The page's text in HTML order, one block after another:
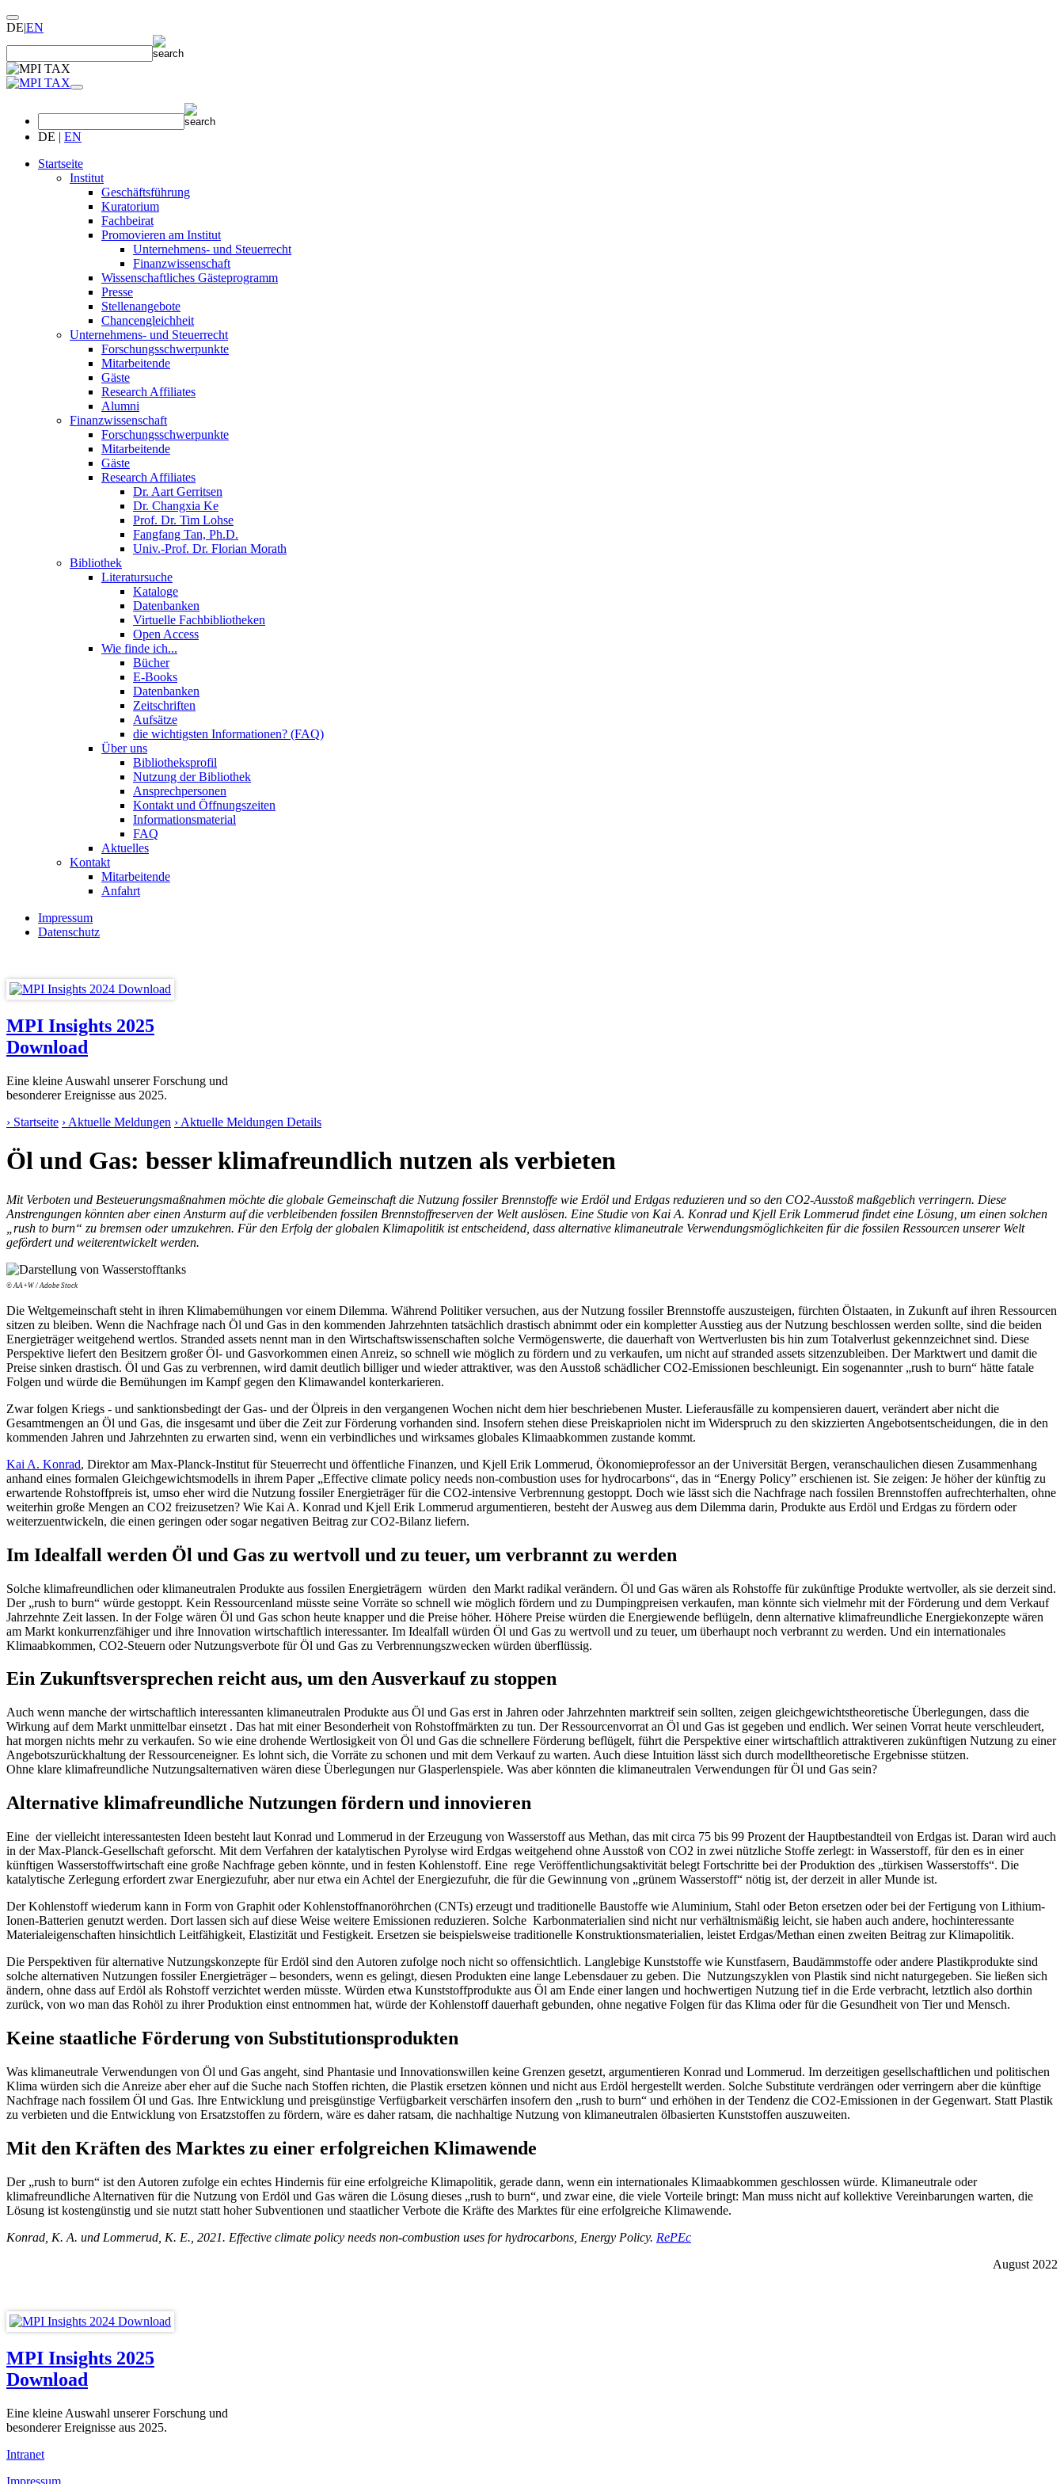
DE|EN
DE | EN
Startseite
Institut
Geschäftsführung
Kuratorium
Fachbeirat
Promovieren am Institut
Unternehmens- und Steuerrecht
Finanzwissenschaft
Wissenschaftliches Gästeprogramm
Presse
Stellenangebote
Chancengleichheit
Unternehmens- und Steuerrecht
Forschungsschwerpunkte
Mitarbeitende
Gäste
Research Affiliates
Alumni
Finanzwissenschaft
Forschungsschwerpunkte
Mitarbeitende
Gäste
Research Affiliates
Dr. Aart Gerritsen
Dr. Changxia Ke
Prof. Dr. Tim Lohse
Fangfang Tan, Ph.D.
Univ.-Prof. Dr. Florian Morath
Bibliothek
Literatursuche
Kataloge
Datenbanken
Virtuelle Fachbibliotheken
Open Access
Wie finde ich...
Bücher
E-Books
Datenbanken
Zeitschriften
Aufsätze
die wichtigsten Informationen? (FAQ)
Über uns
Bibliotheksprofil
Nutzung der Bibliothek
Ansprechpersonen
Kontakt und Öffnungszeiten
Informationsmaterial
FAQ
Aktuelles
Kontakt
Mitarbeitende
Anfahrt
Impressum
Datenschutz
MPI Insights 2025
Download
Eine kleine Auswahl unserer Forschung und
besonderer Ereignisse aus 2025.
› Startseite › Aktuelle Meldungen › Aktuelle Meldungen Details
Öl und Gas: besser klimafreundlich nutzen als verbieten
Mit Verboten und Besteuerungsmaßnahmen möchte die globale Gemeinschaft die Nutzung fossiler Brennstoffe wie Erdöl und Erdgas reduzieren und so den CO2-Ausstoß maßgeblich verringern. Diese
Anstrengungen könnten aber einen Ansturm auf die verbleibenden fossilen Brennstoffreserven der Welt auslösen. Eine Studie von Kai A. Konrad und Kjell Erik Lommerud findet eine Lösung, um einen solchen
„rush to burn“ zu bremsen oder umzukehren. Für den Erfolg der globalen Klimapolitik ist entscheidend, dass alternative klimaneutrale Verwendungsmöglichkeiten für die fossilen Ressourcen unserer Welt
gefördert und weiterentwickelt werden.
© AA+W / Adobe Stock
Die Weltgemeinschaft steht in ihren Klimabemühungen vor einem Dilemma. Während Politiker versuchen, aus der Nutzung fossiler Brennstoffe auszusteigen, fürchten Ölstaaten, in Zukunft auf ihren Ressourcen
sitzen zu bleiben. Wenn die Nachfrage nach Öl und Gas in den kommenden Jahrzehnten tatsächlich drastisch abnimmt oder ein kompletter Ausstieg aus der Nutzung beschlossen werden sollte, sind die beiden
Energieträger weitgehend wertlos. Stranded assets nennt man in den Wirtschaftswissenschaften solche Vermögenswerte, die dauerhaft von Wertverlusten bis hin zum Totalverlust gekennzeichnet sind. Diese
Perspektive liefert den Besitzern großer Öl- und Gasvorkommen einen Anreiz, so schnell wie möglich zu fördern und zu verkaufen, um nicht auf stranded assets sitzenzubleiben. Der Marktwert und damit die
Preise sinken drastisch. Öl und Gas zu verbrennen, wird damit deutlich billiger und wieder attraktiver, was den Ausstoß schädlicher CO2-Emissionen beschleunigt. Ein sogenannter „rush to burn“ hätte fatale
Folgen und würde die Bemühungen im Kampf gegen den Klimawandel konterkarieren.
Zwar folgen Kriegs - und sanktionsbedingt der Gas- und der Ölpreis in den vergangenen Wochen nicht dem hier beschriebenen Muster. Lieferausfälle zu kompensieren dauert, verändert aber nicht die
Gesamtmengen an Öl und Gas, die insgesamt und über die Zeit zur Förderung vorhanden sind. Insofern stehen diese Preiskapriolen nicht im Widerspruch zu den skizzierten Angebotsentscheidungen, die in den
kommenden Jahren und Jahrzehnten zu erwarten sind, wenn ein verbindliches und wirksames globales Klimaabkommen zustande kommt.
Kai A. Konrad, Direktor am Max-Planck-Institut für Steuerrecht und öffentliche Finanzen, und Kjell Erik Lommerud, Ökonomieprofessor an der Universität Bergen, veranschaulichen diesen Zusammenhang
anhand eines formalen Gleichgewichtsmodells in ihrem Paper „Effective climate policy needs non-combustion uses for hydrocarbons“, das in “Energy Policy” erschienen ist. Sie zeigen: Je höher der künftig zu
erwartende Rohstoffpreis ist, umso eher wird die Nutzung fossiler Energieträger für die CO2-intensive Verbrennung gestoppt. Doch wie lässt sich die Nachfrage nach fossilen Brennstoffen aufrechterhalten, ohne
weiterhin große Mengen an CO2 freizusetzen? Wie Kai A. Konrad und Kjell Erik Lommerud argumentieren, besteht der Ausweg aus dem Dilemma darin, Produkte aus Erdöl und Erdgas zu fördern oder
weiterzuentwickeln, die einen geringen oder sogar negativen Beitrag zur CO2-Bilanz liefern.
Im Idealfall werden Öl und Gas zu wertvoll und zu teuer, um verbrannt zu werden
Solche klimafreundlichen oder klimaneutralen Produkte aus fossilen Energieträgern würden den Markt radikal verändern. Öl und Gas wären als Rohstoffe für zukünftige Produkte wertvoller, als sie derzeit sind.
Der „rush to burn“ würde gestoppt. Kein Ressourcenland müsste seine Vorräte so schnell wie möglich fördern und zu Dumpingpreisen verkaufen, man könnte sich vielmehr mit der Förderung und dem Verkauf
Jahrzehnte Zeit lassen. In der Folge wären Öl und Gas schon heute knapper und die Preise höher. Höhere Preise würden die Energiewende beflügeln, denn alternative klimafreundliche Energiekonzepte wären
am Markt konkurrenzfähiger und ihre Innovation wirtschaftlich interessanter. Im Idealfall würden Öl und Gas zu wertvoll und zu teuer, um überhaupt noch verbrannt zu werden. Und ein internationales
Klimaabkommen, CO2-Steuern oder Nutzungsverbote für Öl und Gas zu Verbrennungszwecken würden überflüssig.
Ein Zukunftsversprechen reicht aus, um den Ausverkauf zu stoppen
Auch wenn manche der wirtschaftlich interessanten klimaneutralen Produkte aus Öl und Gas erst in Jahren oder Jahrzehnten marktreif sein sollten, zeigen gleichgewichtstheoretische Überlegungen, dass die
Wirkung auf dem Markt unmittelbar einsetzt . Das hat mit einer Besonderheit von Rohstoffmärkten zu tun. Der Ressourcenvorrat an Öl und Gas ist gegeben und endlich. Wer seinen Vorrat heute verschleudert,
hat morgen nichts mehr zu verkaufen. So wie eine drohende Wertlosigkeit von Öl und Gas die schnellere Förderung beflügelt, führt die Perspektive einer wirtschaftlich attraktiveren zukünftigen Nutzung zu einer
Angebotszurückhaltung der Ressourceneigner. Es lohnt sich, die Vorräte zu schonen und mit dem Verkauf zu warten. Auch diese Intuition lässt sich durch modelltheoretische Ergebnisse stützen.
Ohne klare klimafreundliche Nutzungsalternativen wären diese Überlegungen nur Glasperlenspiele. Was aber könnten die klimaneutralen Verwendungen für Öl und Gas sein?
Alternative klimafreundliche Nutzungen fördern und innovieren
Eine der vielleicht interessantesten Ideen besteht laut Konrad und Lommerud in der Erzeugung von Wasserstoff aus Methan, das mit circa 75 bis 99 Prozent der Hauptbestandteil von Erdgas ist. Daran wird auch
in der Max-Planck-Gesellschaft geforscht. Mit dem Verfahren der katalytischen Pyrolyse wird Erdgas weitgehend ohne Ausstoß von CO2 in zwei nützliche Stoffe zerlegt: in Wasserstoff, für den es in einer
künftigen Wasserstoffwirtschaft eine große Nachfrage geben könnte, und in festen Kohlenstoff. Eine rege Veröffentlichungsaktivität belegt Fortschritte bei der Produktion des „türkisen Wasserstoffs“. Die
katalytische Zerlegung erfordert zwar Energiezufuhr, aber nur etwa ein Achtel der Energiezufuhr, die für die Gewinnung von „grünem Wasserstoff“ nötig ist, der derzeit in aller Munde ist.
Der Kohlenstoff wiederum kann in Form von Graphit oder Kohlenstoffnanoröhrchen (CNTs) erzeugt und traditionelle Baustoffe wie Aluminium, Stahl oder Beton ersetzen oder bei der Fertigung von Lithium-
Ionen-Batterien genutzt werden. Dort lassen sich auf diese Weise weitere Emissionen reduzieren. Solche Karbonmaterialien sind nicht nur verhältnismäßig leicht, sie haben auch andere, hochinteressante
Materialeigenschaften hinsichtlich Leitfähigkeit, Elastizität und Festigkeit. Ersetzen sie beispielsweise traditionelle Konstruktionsmaterialien, leistet Erdgas/Methan einen zweiten Beitrag zur Klimapolitik.
Die Perspektiven für alternative Nutzungskonzepte für Erdöl sind den Autoren zufolge noch nicht so offensichtlich. Langlebige Kunststoffe wie Kunstfasern, Baudämmstoffe oder andere Plastikprodukte sind
solche alternativen Nutzungen fossiler Energieträger – besonders, wenn es gelingt, diesen Produkten eine lange Lebensdauer zu geben. Die Nutzungszyklen von Plastik sind nicht naturgegeben. Sie ließen sich
ändern, ohne dass auf Erdöl als Rohstoff verzichtet werden müsste. Würden etwa Kunststoffprodukte aus Öl am Ende einer langen und hochwertigen Nutzung tief in die Erde verbracht, letztlich also dorthin
zurück, von wo man das Rohöl zu ihrer Produktion einst entnommen hat, würde der Kohlenstoff dauerhaft gebunden, ohne negative Folgen für das Klima oder für die Gesundheit von Tier und Mensch.
Keine staatliche Förderung von Substitutionsprodukten
Was klimaneutrale Verwendungen von Öl und Gas angeht, sind Phantasie und Innovationswillen keine Grenzen gesetzt, argumentieren Konrad und Lommerud. Im derzeitigen gesellschaftlichen und politischen
Klima würden sich die Anreize aber eher auf die Suche nach Stoffen richten, die Plastik ersetzen können und nicht aus Erdöl hergestellt werden. Solche Substitute verdrängen oder verringern aber die künftige
Nachfrage nach fossilem Öl und Gas. Ihre Entwicklung und preisgünstige Verfügbarkeit verschärfen insofern den „rush to burn“ und erhöhen in der Tendenz die CO2-Emissionen in der Gegenwart. Statt Plastik
zu verbieten und die Entwicklung von Ersatzstoffen zu fördern, wäre es daher ratsam, die nachhaltige Nutzung von klimaneutralen ölbasierten Kunststoffen auszuweiten.
Mit den Kräften des Marktes zu einer erfolgreichen Klimawende
Der „rush to burn“ ist den Autoren zufolge ein echtes Hindernis für eine erfolgreiche Klimapolitik, gerade dann, wenn ein internationales Klimaabkommen geschlossen würde. Klimaneutrale oder
klimafreundliche Alternativen für die Nutzung von Erdöl und Gas wären die Lösung dieses „rush to burn“, und zwar eine, die viele Vorteile bringt: Man muss nicht auf kollektive Vereinbarungen warten, die
Lösung ist kostengünstig und sie nutzt statt hoher Subventionen und staatlicher Verbote die Kräfte des Marktes für eine erfolgreiche Klimawende.
Konrad, K. A. und Lommerud, K. E., 2021. Effective climate policy needs non-combustion uses for hydrocarbons, Energy Policy. RePEc
August 2022
MPI Insights 2025
Download
Eine kleine Auswahl unserer Forschung und
besonderer Ereignisse aus 2025.
Intranet
Impressum